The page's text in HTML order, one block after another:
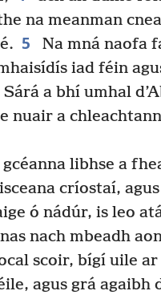
na meanman
5
Na mná naofa
iad féin
a bhí umhal
nuair a
libhse a
críostaí,
ó nádúr, is leo
nach mbeadh
scoir, bígí uile
agus grá